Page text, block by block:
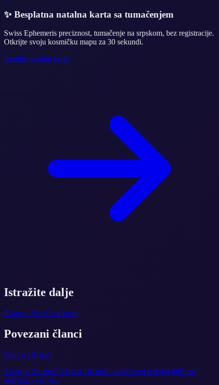
✨ Besplatna natalna karta sa tumačenjem
Swiss Ephemeris preciznost, tumačenje na srpskom, bez registracije.
Otkrijte svoju kosmičku mapu za 30 sekundi.
Izradite natalnu kartu
Istražite dalje
Planeta: MarsPrva kuca
Povezani članci
Mars u 10. kući
Saznajte šta znači Mars u 10. kući - kako ovaj položaj utiče na
energiju i karijeru.